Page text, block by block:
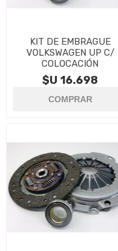
KIT DE EMBRAGUE
VOLKSWAGEN UP C/
COLOCACIÓN
$U 16.698